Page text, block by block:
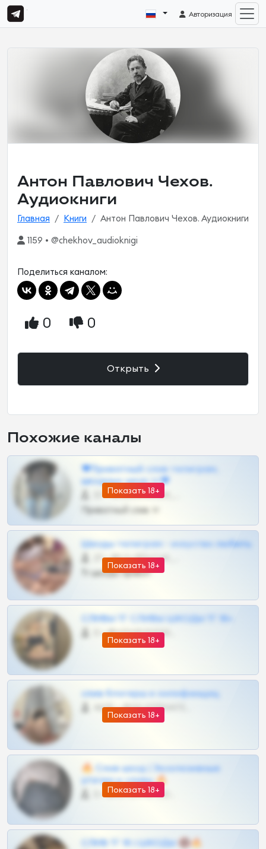
Авторизация
Антон Павлович Чехов.
Аудиокниги
Главная Книги Антон Павлович Чехов. Аудиокниги
1159 • @chekhov_audioknigi
Поделиться каналом:
0 0
Открыть
Похожие каналы
Показать 18+
❤Приватный слив телеграм,
шкодных шкур тг❤
57 •
Показать 18+
Шкоды телеграм - искуство любить
27 •
Тг шкоды приват
Показать 18+
СЛИВЫ ТГ СЛИВЫ ШКОДЫ ТГ 18+
0 •
Показать 18+
слив блогерш и онлифанщиц
4675 •
Показать 18+
🔥 Слив шкод | Эксклюзивные
утечки и сливы 🔥
0 •
СЛИВ ТГ 18 | ШКОДЫ 🔞🔥